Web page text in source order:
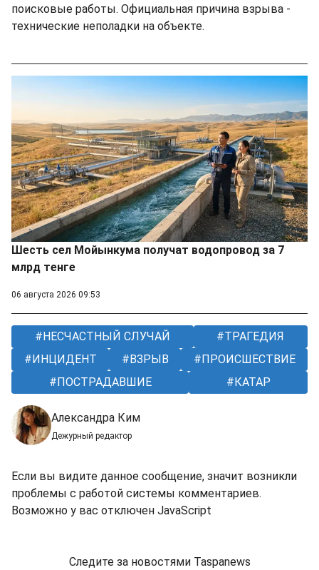
поисковые работы. Официальная причина взрыва -
технические неполадки на объекте.
Шесть сел Мойынкума получат водопровод за 7
млрд тенге
06 августа 2026 09:53
НЕСЧАСТНЫЙ СЛУЧАЙ
ТРАГЕДИЯ
ИНЦИДЕНТ
ВЗРЫВ
ПРОИСШЕСТВИЕ
ПОСТРАДАВШИЕ
КАТАР
Александра Ким
Дежурный редактор
Если вы видите данное сообщение, значит возникли
проблемы с работой системы комментариев.
Возможно у вас отключен JavaScript
Следите за новостями Taspanews